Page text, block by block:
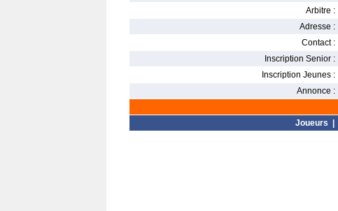
Arbitre :
Adresse :
Contact :
Inscription Senior :
Inscription Jeunes :
Annonce :
Joueurs